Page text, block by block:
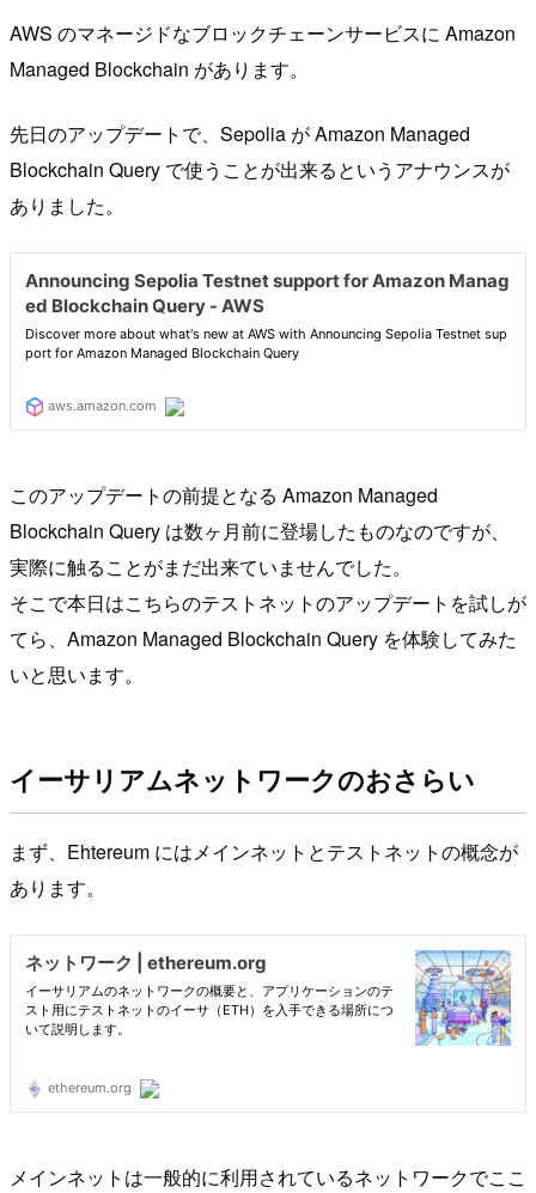
AWS のマネージドなブロックチェーンサービスに Amazon
Managed Blockchain があります。
先日のアップデートで、Sepolia が Amazon Managed
Blockchain Query で使うことが出来るというアナウンスが
ありました。
このアップデートの前提となる Amazon Managed
Blockchain Query は数ヶ月前に登場したものなのですが、
実際に触ることがまだ出来ていませんでした。
そこで本日はこちらのテストネットのアップデートを試しが
てら、Amazon Managed Blockchain Query を体験してみた
いと思います。
イーサリアムネットワークのおさらい
まず、Ehtereum にはメインネットとテストネットの概念が
あります。
メインネットは一般的に利用されているネットワークでここ